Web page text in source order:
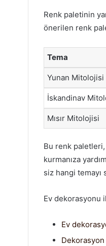
Renk paletinin
önerilen renk
Tema
Yunan Mitolojisi
İskandinav
Mısır Mitolojisi
Bu renk
kurmanıza
siz hangi
Ev dekorasyonu
Ev